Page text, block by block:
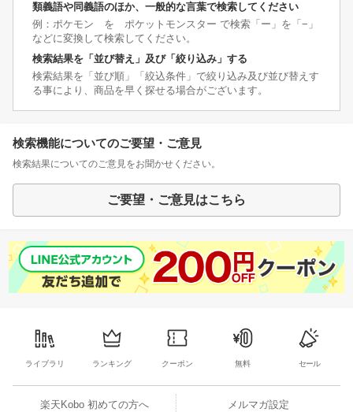
類義語や同義語のほか、一般的な言葉で検索してください
例：ポケモン を ポケットモンスター で検索「ー」を「−」
などに変換して検索してください。
検索結果を「並び替え」及び「絞り込み」する
検索結果を「並び順」「絞込条件」で絞り込み及び並び替えす
る事により、商品を早く探せる場合がございます。
検索機能についてのご要望・ご意見
検索結果についてのご意見をお聞かせください。
ご要望・ご意見はこちら
ライブラリ ランキング クーポン 無料 セール
楽天Kobo 初めての方へ メルマガ設定